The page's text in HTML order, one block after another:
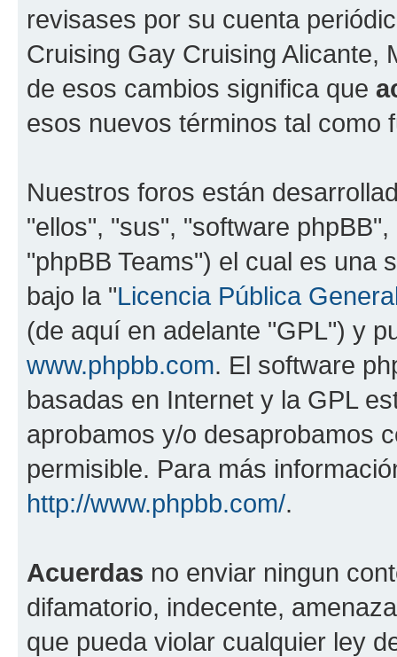
revisases por su cuenta
Cruising Gay Cruising Alicante,
de esos cambios significa que
esos nuevos términos tal como
Nuestros foros están
"ellos", "sus", "software
"phpBB Teams") el cual es una
bajo la "Licencia Pública
(de aquí en adelante "GPL") y
www.phpbb.com. El software
basadas en Internet y la GPL
aprobamos y/o desaprobamos
permisible. Para más
http://www.phpbb.com/.
Acuerdas no enviar ningun
difamatorio, indecente,
que pueda violar cualquier ley